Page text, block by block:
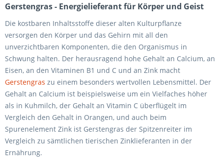
Gerstengras - Energielieferant für Körper und Geist
Die kostbaren Inhaltsstoffe dieser alten Kulturpflanze
versorgen den Körper und das Gehirn mit all den
unverzichtbaren Komponenten, die den Organismus in
Schwung halten. Der herausragend hohe Gehalt an Calcium, an
Eisen, an den Vitaminen B1 und C und an Zink macht
Gerstengras zu einem besonders wertvollen Lebensmittel. Der
Gehalt an Calcium ist beispielsweise um ein Vielfaches höher
als in Kuhmilch, der Gehalt an Vitamin C überflügelt im
Vergleich den Gehalt in Orangen, und auch beim
Spurenelement Zink ist Gerstengras der Spitzenreiter im
Vergleich zu sämtlichen tierischen Zinklieferanten in der
Ernährung.